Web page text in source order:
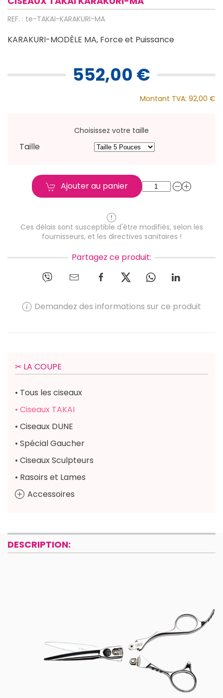
REF. : te-TAKAI-KARAKURI-MA
KARAKURI-MODÈLE MA, Force et Puissance
552,00 €
Montant TVA: 92,00 €
Choisissez votre taille
Taille
Ajouter au panier
Ces délais sont susceptible d'être modifiés, selon les
fournisseurs, et les directives sanitaires !
Partagez ce produit:
Demandez des informations sur ce produit
✂︎ LA COUPE
• Tous les ciseaux
• Ciseaux TAKAI
• Ciseaux DUNE
• Spécial Gaucher
• Ciseaux Sculpteurs
• Rasoirs et Lames
Accessoires
DESCRIPTION: